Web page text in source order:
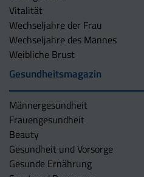
Vitalität
Wechseljahre der Frau
Wechseljahre des Mannes
Weibliche Brust
Gesundheitsmagazin
Männergesundheit
Frauengesundheit
Beauty
Gesundheit und Vorsorge
Gesunde Ernährung